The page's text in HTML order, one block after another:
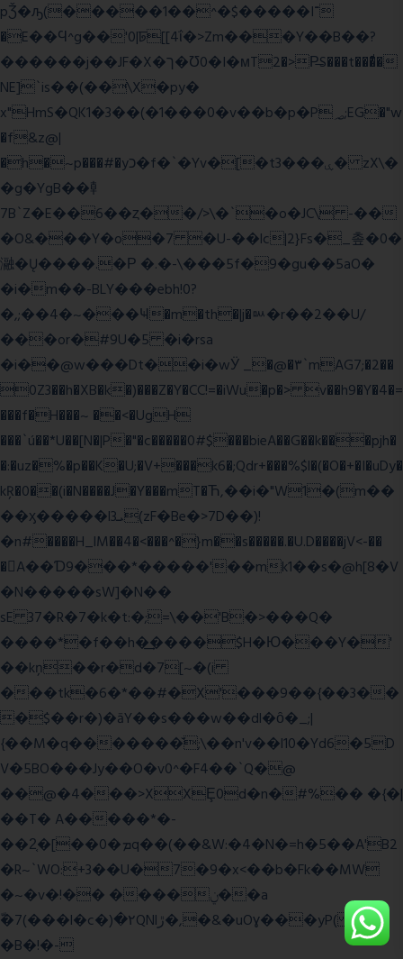
pǮ�ԡ(�����1��^�$�����I־
�E��Ϥ^g��'0|ꠓ[[4ΐ�>Zm���Y��B��?
������j��JF�X�ך�Ʊ0�I�мT2�>P̶S���t���ͩ�
NE]`is��(��\X�py�
x"HmS�QK1�3��(�1���0�v��b�p�P؃;EG�"w
�f&z@|
�h�~p���#�yכ�f�`�Yv�[�t3���ۑ� zX\�
�g�YgB��龺
7B`Z�E��6��ȥ��/>\�`�o�JC\ -��
�O&���Y�o�7 �U-��lc|2}Fs�_촢�0�
瀜�Ų����.�Ρ �.�-\���5f�9�gu��5aO�
�i�m��-BLY���ebh!0?
�,;��4�~���Ҹ�m�th�|j�ᇞ�r��2��U/
���or�#9U�5 �i�rsa
�i��@w���Dt��i�wӰ _�@�٣`mAG7;�2��
0Z3��h�XB�k�)���Z�Y�CC!=�iWu�p�> v��h9�Y�4�=
���f�H���~ ��<�UgH
���`ú��*U��[N�|P�"�c�����0#$���bieA��G��k���pjh�
�:�uz�%�p��K�U;�V+���k6�;Qdr+���%$l�(�O�+�I�uDy�
kŖ�0��(i�N����J�Y���mT�Ћ,��i�"W1�(m��
��ӽ�����l3ܝ(zF�Be�>7D��)!
�n#����H_lM��4�<���^�}m��s�����.�U.D����jV<-��
�A��Ɗ9���*�����'��mk1��s�@h[8�V
�N�����sW]�N��
sE 37�R�7�k�t:�;=\��'B�>���Q�
����*�f��h�͢����$H�Ю���Y�'
��kņ��r�d�7[~�(i
���tk�6�*��#�X'���9��{��3��
�$��r�)�āY��s���w��dl�ȏ�_;|
{��M�q�������̆;\��n'v��l10�Yd6�5D
V�5BO���Jy��O�v0^�F4��`Q�@
��@�4���>XXȨ0d�n�#%�� �{�|
��T� A�����*�-
��2͔�[��0�ܡq��(��&W:�4�N�=h�5��A'B2
�R~`WO:+3��U�7�9�x<��b�Fk��MW
�~�v�!�� ����ݧ��a
ّ�7(���l�c�)�۲QNlڙ�,�&�uOɣ���yP( z�D|
�B�!�-